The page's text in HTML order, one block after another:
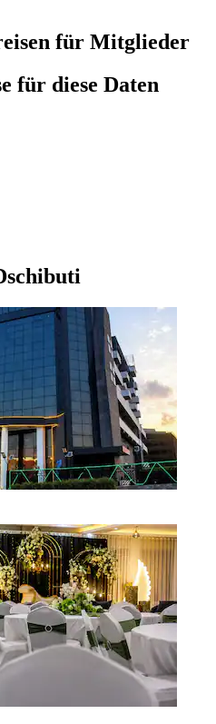
für Mitglieder
für diese Daten